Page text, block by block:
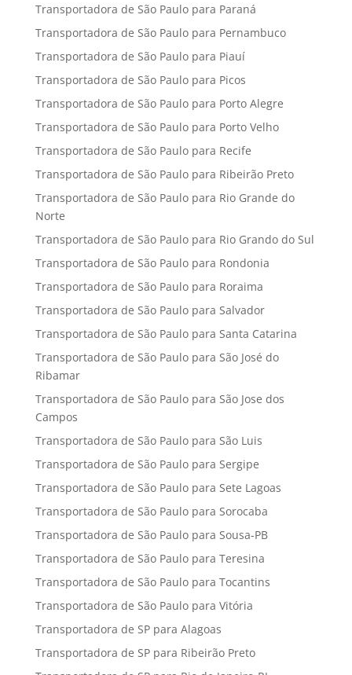
Transportadora de São Paulo para Paraná
Transportadora de São Paulo para Pernambuco
Transportadora de São Paulo para Piauí
Transportadora de São Paulo para Picos
Transportadora de São Paulo para Porto Alegre
Transportadora de São Paulo para Porto Velho
Transportadora de São Paulo para Recife
Transportadora de São Paulo para Ribeirão Preto
Transportadora de São Paulo para Rio Grande do
Norte
Transportadora de São Paulo para Rio Grando do Sul
Transportadora de São Paulo para Rondonia
Transportadora de São Paulo para Roraima
Transportadora de São Paulo para Salvador
Transportadora de São Paulo para Santa Catarina
Transportadora de São Paulo para São José do
Ribamar
Transportadora de São Paulo para São Jose dos
Campos
Transportadora de São Paulo para São Luis
Transportadora de São Paulo para Sergipe
Transportadora de São Paulo para Sete Lagoas
Transportadora de São Paulo para Sorocaba
Transportadora de São Paulo para Sousa-PB
Transportadora de São Paulo para Teresina
Transportadora de São Paulo para Tocantins
Transportadora de São Paulo para Vitória
Transportadora de SP para Alagoas
Transportadora de SP para Ribeirão Preto